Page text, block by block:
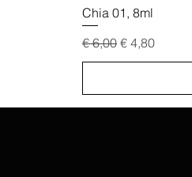
Chia 01, 8ml
Standardpreis
€ 6,00 Sale-Preis
€ 4,80